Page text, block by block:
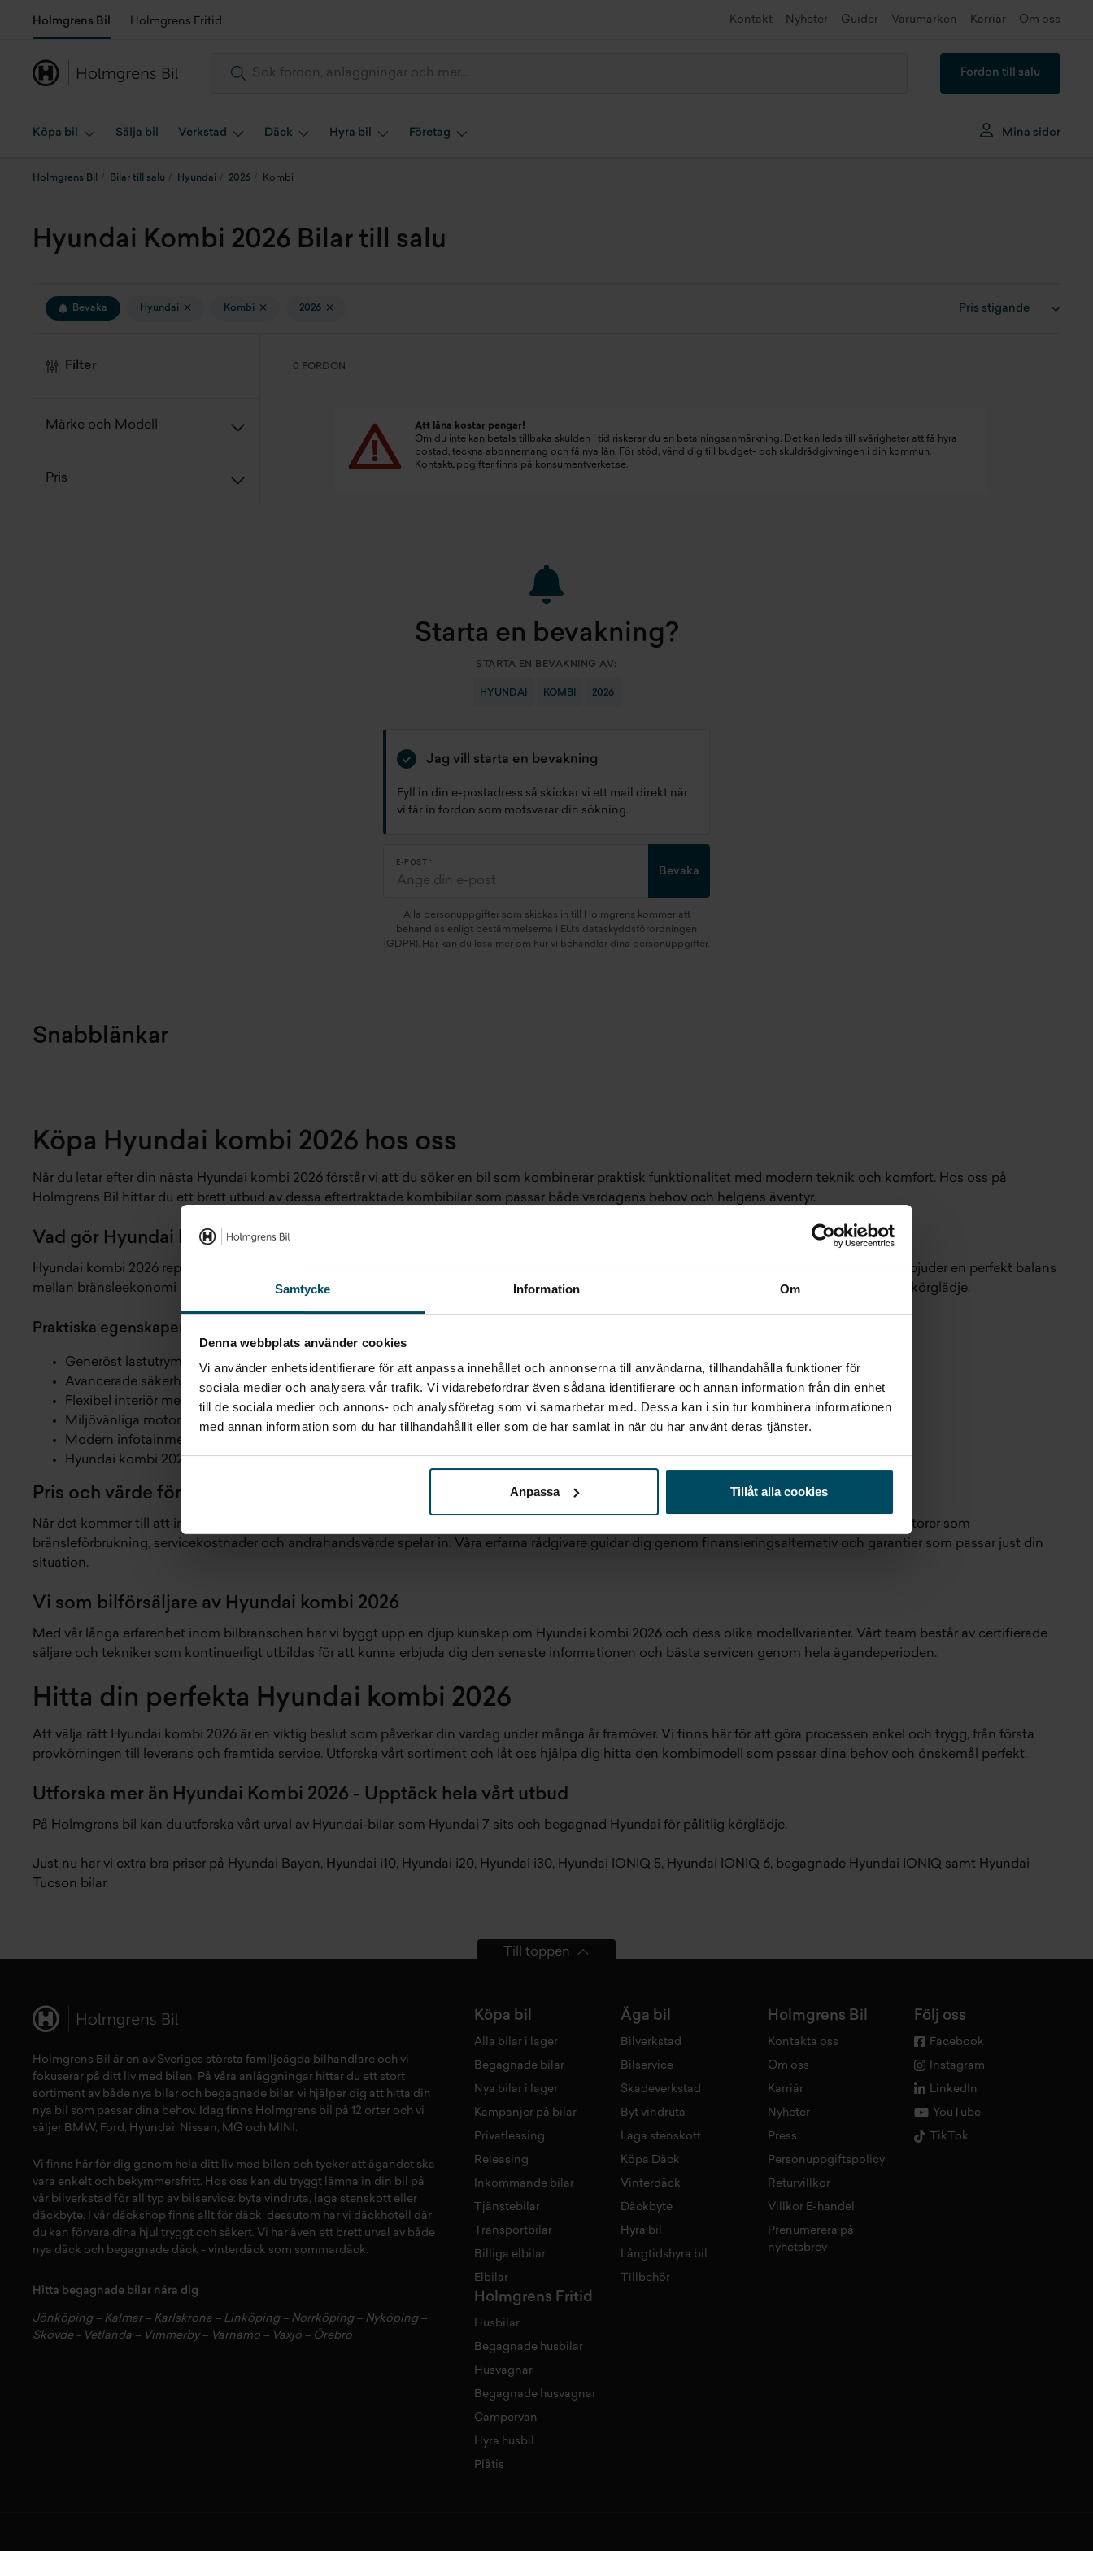
Samtycke Information Om
Denna webbplats använder cookies
Vi använder enhetsidentifierare för att anpassa innehållet och annonserna till användarna, tillhandahålla funktioner för
sociala medier och analysera vår trafik. Vi vidarebefordrar även sådana identifierare och annan information från din enhet
till de sociala medier och annons- och analysföretag som vi samarbetar med. Dessa kan i sin tur kombinera informationen
med annan information som du har tillhandahållit eller som de har samlat in när du har använt deras tjänster.
Anpassa Tillåt alla cookies
Holmgrens Bil Holmgrens Fritid Kontakt Nyheter Guider Varumärken Karriär Om oss
Fordon till salu
Köpa bil Sälja bil Verkstad Däck Hyra bil Företag Mina sidor
Holmgrens Bil Bilar till salu Hyundai 2026 Kombi
Hyundai Kombi 2026 Bilar till salu
Bevaka Hyundai Kombi 2026
Filter
Märke och Modell
Pris
0 FORDON
Att låna kostar pengar!
Om du inte kan betala tillbaka skulden i tid riskerar du en betalningsanmärkning. Det kan leda till svårigheter att få hyra
bostad, teckna abonnemang och få nya lån. För stöd, vänd dig till budget- och skuldrådgivningen i din kommun.
Kontaktuppgifter finns på konsumentverket.se.
Starta en bevakning?
STARTA EN BEVAKNING AV:
HYUNDAI KOMBI 2026
Jag vill starta en bevakning
Fyll in din e-postadress så skickar vi ett mail direkt när
vi får in fordon som motsvarar din sökning.
E-POST
Bevaka
Alla personuppgifter som skickas in till Holmgrens kommer att
behandlas enligt bestämmelserna i EU:s dataskyddsförordningen
(GDPR). Här kan du läsa mer om hur vi behandlar dina personuppgifter.
Snabblänkar
Köpa Hyundai kombi 2026 hos oss
När du letar efter din nästa Hyundai kombi 2026 förstår vi att du söker en bil som kombinerar praktisk funktionalitet med modern teknik och komfort. Hos oss på
Holmgrens Bil hittar du ett brett utbud av dessa eftertraktade kombibilar som passar både vardagens behov och helgens äventyr.
Vad gör Hyundai kombi 2026 till ett smart val?
Hyundai kombi 2026 representerar nästa generation av familjevänliga bilar där rymlig interiör möter innovativ säkerhetsteknik. Dessa modeller erbjuder en perfekt balans
mellan bränsleekonomi och prestanda, vilket gör dem till ett populärt val bland svenska bilköpare som värdesätter både praktiska lösningar och körglädje.
Praktiska egenskaper
Generöst lastutrymme för hela familjens behov
Avancerade säkerhetssystem för trygg körning
Flexibel interiör med smarta förvaringslösningar
Miljövänliga motoralternativ för hållbart resande
Modern infotainment med intuitiv styrning
Hyundai kombi 2026 erbjuder dessutom låg bränsleförbrukning
Pris och värde för Hyundai kombi 2026
När det kommer till att investera i en Hyundai kombi 2026 handlar det om mer än bara initialköpet. Vi hjälper dig att förstå totalekonomin där faktorer som
bränsleförbrukning, servicekostnader och andrahandsvärde spelar in. Våra erfarna rådgivare guidar dig genom finansieringsalternativ och garantier som passar just din
situation.
Vi som bilförsäljare av Hyundai kombi 2026
Med vår långa erfarenhet inom bilbranschen har vi byggt upp en djup kunskap om Hyundai kombi 2026 och dess olika modellvarianter. Vårt team består av certifierade
säljare och tekniker som kontinuerligt utbildas för att kunna erbjuda dig den senaste informationen och bästa servicen genom hela ägandeperioden.
Hitta din perfekta Hyundai kombi 2026
Att välja rätt Hyundai kombi 2026 är en viktig beslut som påverkar din vardag under många år framöver. Vi finns här för att göra processen enkel och trygg, från första
provkörningen till leverans och framtida service. Utforska vårt sortiment och låt oss hjälpa dig hitta den kombimodell som passar dina behov och önskemål perfekt.
Utforska mer än Hyundai Kombi 2026 - Upptäck hela vårt utbud
På Holmgrens bil kan du utforska vårt urval av Hyundai-bilar, som Hyundai 7 sits och begagnad Hyundai för pålitlig körglädje.
Just nu har vi extra bra priser på Hyundai Bayon, Hyundai i10, Hyundai i20, Hyundai i30, Hyundai IONIQ 5, Hyundai IONIQ 6, begagnade Hyundai IONIQ samt Hyundai
Tucson bilar.
Till toppen
Holmgrens Bil är en av Sveriges största familjeägda bilhandlare och vi
fokuserar på ditt liv med bilen. På våra anläggningar hittar du ett stort
sortiment av både nya bilar och begagnade bilar, vi hjälper dig att hitta din
nya bil som passar dina behov. Idag finns Holmgrens bil på 12 orter och vi
säljer BMW, Ford, Hyundai, Nissan , MG och MINI.
Vi finns här för dig genom hela ditt liv med bilen och tycker att ägandet ska
vara enkelt och bekymmersfritt. Hos oss kan du tryggt lämna in din bil på
vår bilverkstad för all typ av bilservice: byta vindruta, laga stenskott eller
däckbyte. I vår däckshop finns allt för däck, dessutom har vi däckhotell där
du kan förvara dina hjul tryggt och säkert. Vi har även ett brett urval av både
nya däck och begagnade däck - vinterdäck som sommardäck.
Hitta begagnade bilar nära dig
Jönköping– Kalmar – Karlskrona – Linköping– Norrköping– Nyköping–
Skövde- Vetlanda – Vimmerby– Värnamo – Växjö – Örebro
Köpa bil
Alla bilar i lager
Begagnade bilar
Nya bilar i lager
Kampanjer på bilar
Privatleasing
Releasing
Inkommande bilar
Tjänstebilar
Transportbilar
Billiga elbilar
Elbilar
Äga bil
Bilverkstad
Bilservice
Skadeverkstad
Byt vindruta
Laga stenskott
Köpa Däck
Vinterdäck
Däckbyte
Hyra bil
Långtidshyra bil
Tillbehör
Holmgrens Bil
Kontakta oss
Om oss
Karriär
Nyheter
Press
Personuppgiftspolicy
Returvillkor
Villkor E-handel
Prenumerera på
nyhetsbrev
Följ oss
Facebook
Instagram
LinkedIn
YouTube
TikTok
Holmgrens Fritid
Husbilar
Begagnade husbilar
Husvagnar
Begagnade husvagnar
Campervan
Hyra husbil
Plåtis